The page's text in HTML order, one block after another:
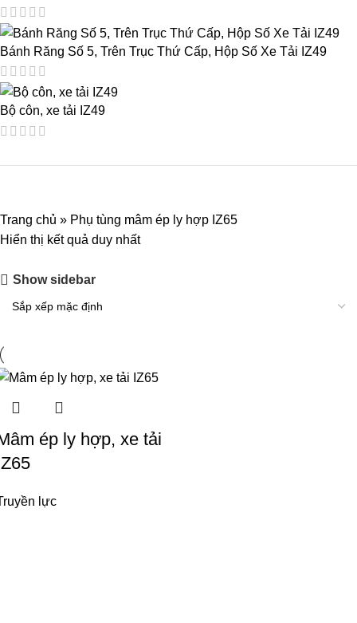
Bánh Răng Số 5, Trên Trục Thứ Cấp, Hộp Số Xe Tải IZ49
Bộ côn, xe tải IZ49
Trang chủ » Phụ tùng mâm ép ly hợp IZ65
Hiển thị kết quả duy nhất
Show sidebar
ép ly hợp, xe tải
lực